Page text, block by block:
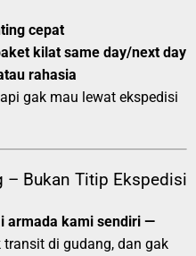
cepat
kilat same day/next day
rahasia
gak mau lewat ekspedisi
– Bukan Titip Ekspedisi
armada kami sendiri —
di gudang, dan gak